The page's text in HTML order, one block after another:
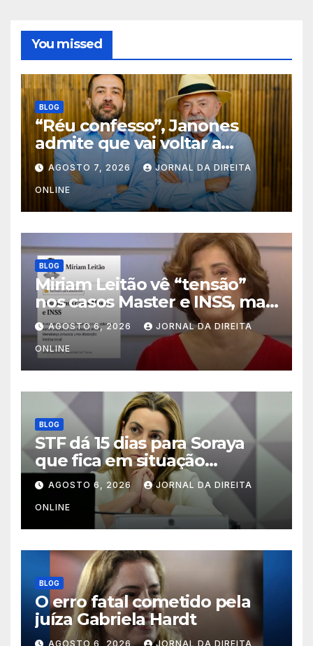
You missed
BLOG
“Réu confesso”, Janones
admite que vai voltar a
delinquir. Resta saber o que
fará a Justiça
AGOSTO 7, 2026 JORNAL DA DIREITA
ONLINE
BLOG
Miriam Leitão vê “tensão”
nos casos Master e INSS, mas
não vê nada nos famigerados
inquéritos de Xandão
AGOSTO 6, 2026 JORNAL DA DIREITA
ONLINE
BLOG
STF dá 15 dias para Soraya
que fica em situação
extremamente delicada
AGOSTO 6, 2026 JORNAL DA DIREITA
ONLINE
BLOG
O erro fatal cometido pela
juíza Gabriela Hardt
AGOSTO 6, 2026 JORNAL DA DIREITA